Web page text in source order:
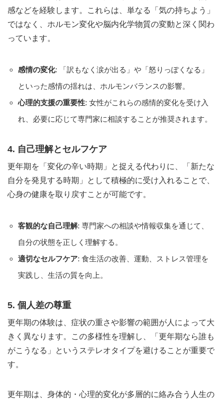
感などを経験します。これらは、単なる「気の持ちよう」
ではなく、ホルモン変化や脳内化学物質の変動と深く関わ
っています。
感情の変化: 「訳もなく涙が出る」や「怒りっぽくなる」
といった感情の揺れは、ホルモンバランスの影響。
心理的支援の重要性: 女性がこれらの感情的変化を受け入
れ、必要に応じて専門家に相談することが推奨されます。
4. 自己理解とセルフケア
更年期を「変化の辛い時期」と捉える代わりに、「新たな
自分を発見する時期」として積極的に受け入れることで、
心身の健康を取り戻すことが可能です。
客観的な自己理解: 専門家への相談や情報収集を通じて、
自分の状態を正しく理解する。
適切なセルフケア: 食生活の改善、運動、ストレス管理を
実践し、生活の質を向上。
5. 個人差の尊重
更年期の体験は、症状の重さや影響の範囲が人によって大
きく異なります。この多様性を理解し、「更年期なら誰も
がこうなる」というステレオタイプを避けることが重要で
す。
更年期は、身体的・心理的変化が多層的に絡み合う人生の